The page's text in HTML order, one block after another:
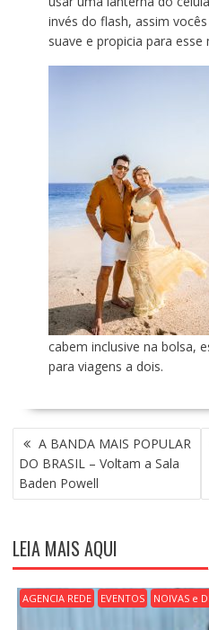
invés do flash, assim
suave e propicia para esse
cabem inclusive na bolsa,
para viagens a dois.
N
A
V
E
A
Ç
Ã
O
D
A BANDA MAIS POPULAR
DO BRASIL – Voltam a Sala
Baden Powell
LEIA MAIS AQUI
AGENCIA REDE EVENTOS NOIVAS e